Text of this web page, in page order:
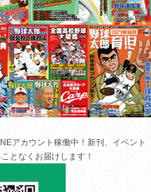
アカウント稼働中！新刊、イベント
となくお届けします！